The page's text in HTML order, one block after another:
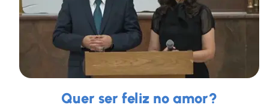
Quer ser feliz no amor?